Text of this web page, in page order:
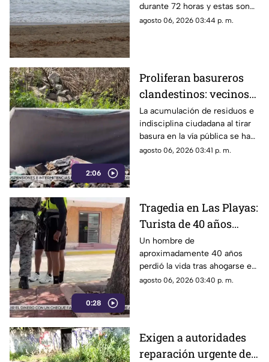
afectadas?
durante 72 horas y estas son
las zonas de Acapulco con
agosto 06, 2026 03:44 p. m.
2:06
Proliferan basureros
clandestinos: vecinos
exigen conciencia y
sanciones más
estrictas
La acumulación de residuos e
indisciplina ciudadana al tirar
basura en la vía pública se ha
consolidado como un grave
agosto 06, 2026 03:41 p. m.
0:28
Tragedia en Las Playas:
Turista de 40 años
mu3r3 ahogado en la
alberca de un hotel en
Acapulco
Un hombre de
aproximadamente 40 años
perdió la vida tras ahogarse en
la alberca de un hotel del
agosto 06, 2026 03:40 p. m.
Exigen a autoridades
reparación urgente de